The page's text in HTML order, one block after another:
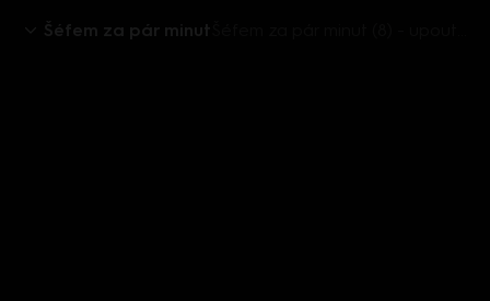
Šéfem za pár minut